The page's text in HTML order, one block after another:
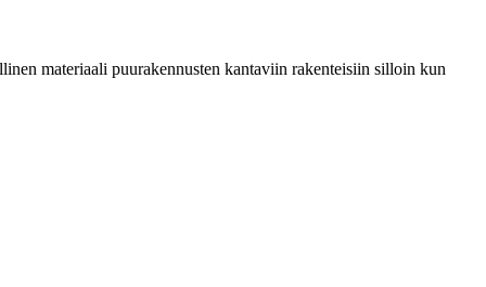
materiaali puurakennusten kantaviin rakenteisiin silloin kun